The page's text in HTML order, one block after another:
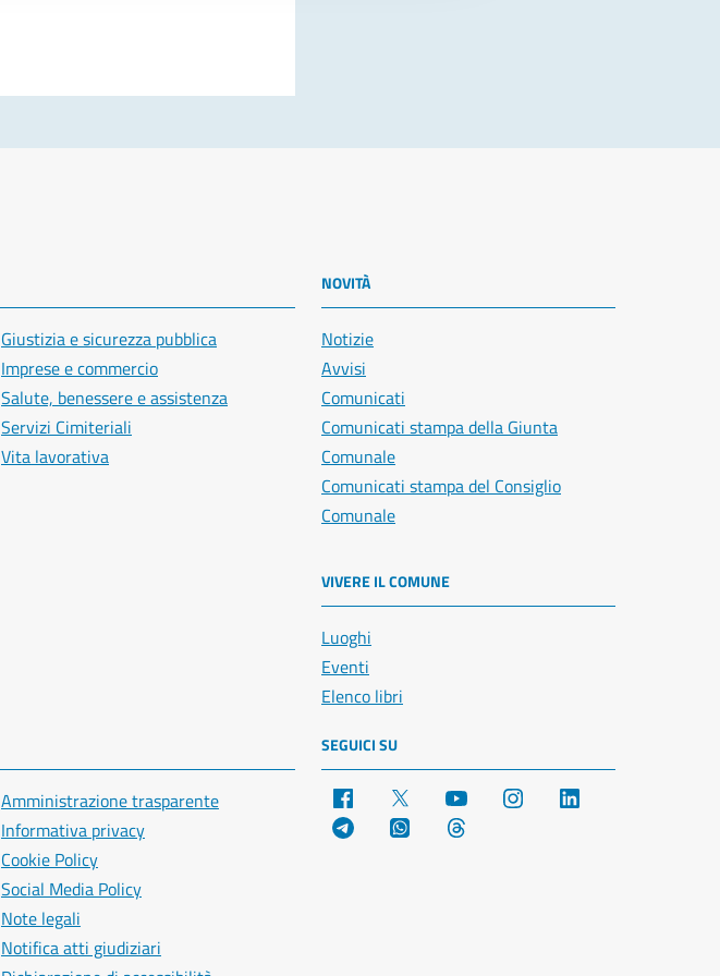
Giustizia e sicurezza pubblica
Imprese e commercio
Salute, benessere e assistenza
Servizi Cimiteriali
Vita lavorativa
NOVITÀ
Notizie
Avvisi
Comunicati
Comunicati stampa della Giunta
Comunale
Comunicati stampa del Consiglio
Comunale
VIVERE IL COMUNE
Luoghi
Eventi
Elenco libri
Amministrazione trasparente
Informativa privacy
Cookie Policy
Social Media Policy
Note legali
Notifica atti giudiziari
SEGUICI SU
Facebook YouTube Instagram
Telegram WhatsApp